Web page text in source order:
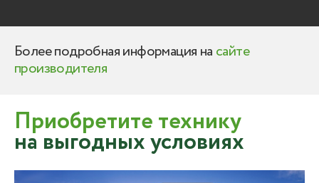
Более подробная информация на сайте
производителя
Приобретите технику
на выгодных условиях